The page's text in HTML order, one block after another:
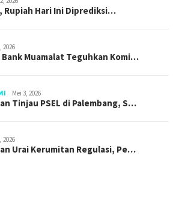
Rupiah Hari Ini Diprediksi…
2026
Bank Muamalat Teguhkan Komi…
Mei 3, 2026
Tinjau PSEL di Palembang, S…
2026
Urai Kerumitan Regulasi, Pe…